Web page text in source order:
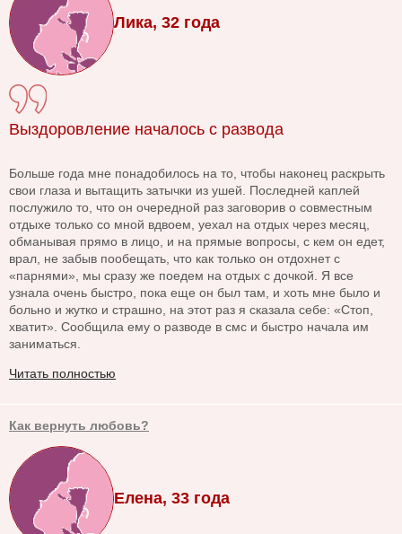
Лика, 32 года
Выздоровление началось с развода
Больше года мне понадобилось на то, чтобы наконец раскрыть
свои глаза и вытащить затычки из ушей. Последней каплей
послужило то, что он очередной раз заговорив о совместным
отдыхе только со мной вдвоем, уехал на отдых через месяц,
обманывая прямо в лицо, и на прямые вопросы, с кем он едет,
врал, не забыв пообещать, что как только он отдохнет с
«парнями», мы сразу же поедем на отдых с дочкой. Я все
узнала очень быстро, пока еще он был там, и хоть мне было и
больно и жутко и страшно, на этот раз я сказала себе: «Стоп,
хватит». Сообщила ему о разводе в смс и быстро начала им
заниматься.
Читать полностью
Как вернуть любовь?
Елена, 33 года